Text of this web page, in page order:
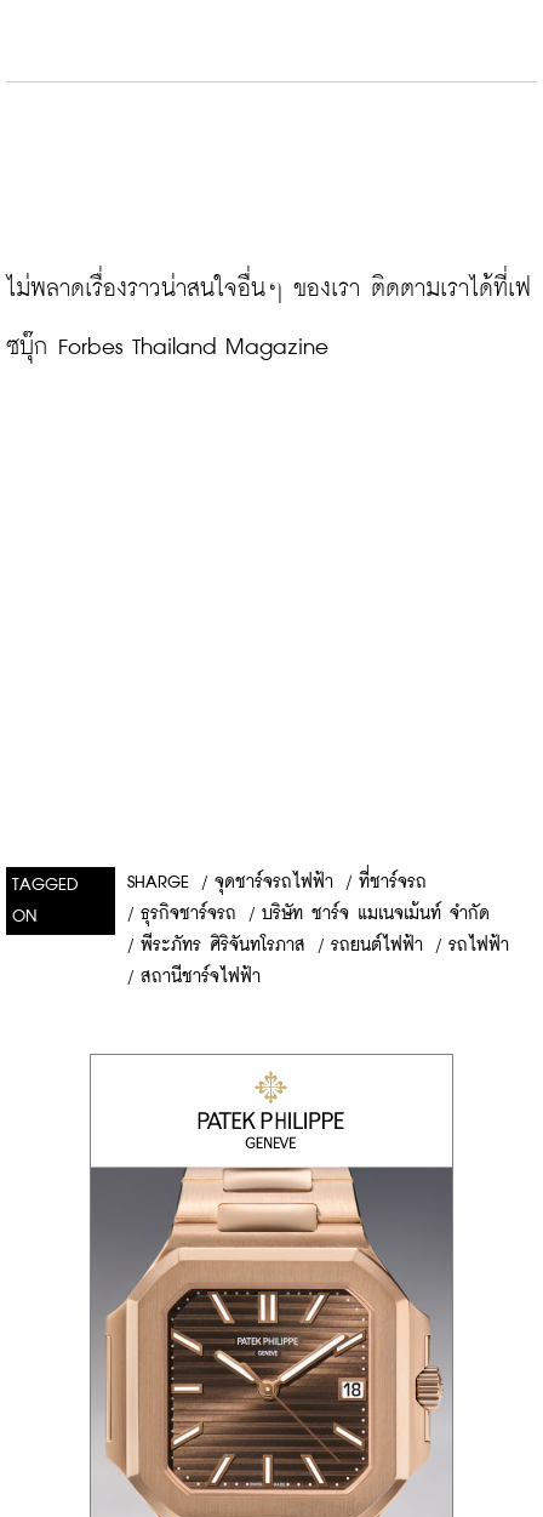
ไม่พลาดเรื่องราวน่าสนใจอื่นๆ ของเรา ติดตามเราได้ที่เฟ
ซบุ๊ก Forbes Thailand Magazine
TAGGED
ON
SHARGE / จุดชาร์จรถไฟฟ้า / ที่ชาร์จรถ
/ ธุรกิจชาร์จรถ / บริษัท ชาร์จ แมเนจเม้นท์ จำกัด
/ พีระภัทร ศิริจันทโรภาส / รถยนต์ไฟฟ้า / รถไฟฟ้า
/ สถานีชาร์จไฟฟ้า